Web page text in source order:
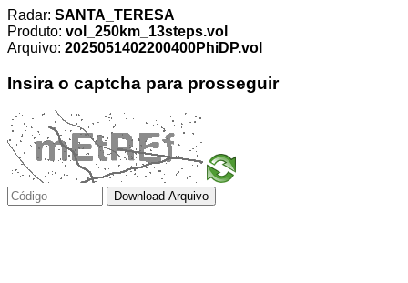
Radar: SANTA_TERESA
Produto: vol_250km_13steps.vol
Arquivo: 2025051402200400PhiDP.vol
Insira o captcha para prosseguir